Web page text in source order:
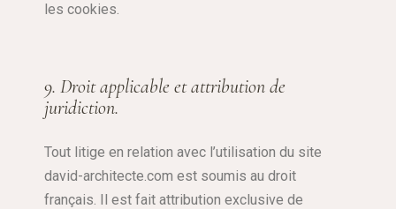
les cookies.
9. Droit applicable et attribution de
juridiction.
Tout litige en relation avec l’utilisation du site
david-architecte.com est soumis au droit
français. Il est fait attribution exclusive de